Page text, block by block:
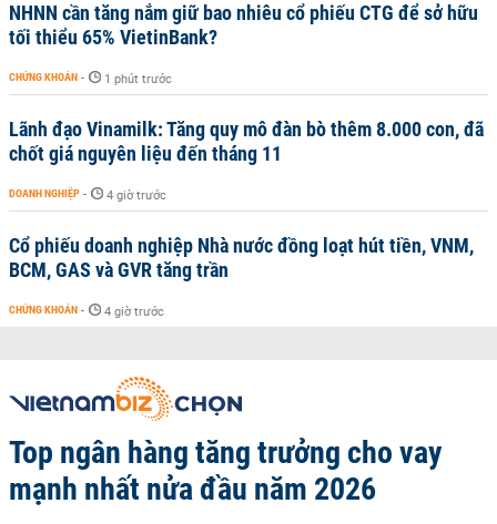
NHNN cần tăng nắm giữ bao nhiêu cổ phiếu CTG để sở hữu
tối thiểu 65% VietinBank?
CHỨNG KHOÁN - 1 phút trước
Lãnh đạo Vinamilk: Tăng quy mô đàn bò thêm 8.000 con, đã
chốt giá nguyên liệu đến tháng 11
DOANH NGHIỆP - 4 giờ trước
Cổ phiếu doanh nghiệp Nhà nước đồng loạt hút tiền, VNM,
BCM, GAS và GVR tăng trần
CHỨNG KHOÁN - 4 giờ trước
Top ngân hàng tăng trưởng cho vay
mạnh nhất nửa đầu năm 2026